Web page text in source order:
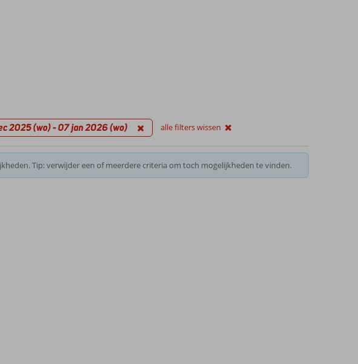
2025 (wo) - 07 jan 2026 (wo) alle filters wissen
Tip: verwijder een of meerdere criteria om toch mogelijkheden te vinden.